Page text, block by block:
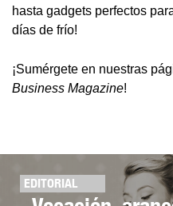
hasta gadgets perfectos
días de frío!
¡Sumérgete en nuestras
Business Magazine!
EDITORIAL